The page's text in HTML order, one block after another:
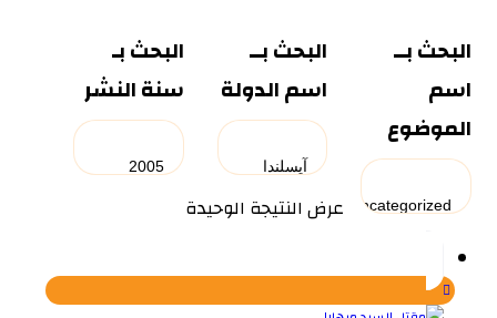
البحث بــ
اسم
الموضوع
البحث بــ
اسم الدولة
البحث بـ
سنة النشر
عرض النتيجة الوحيدة